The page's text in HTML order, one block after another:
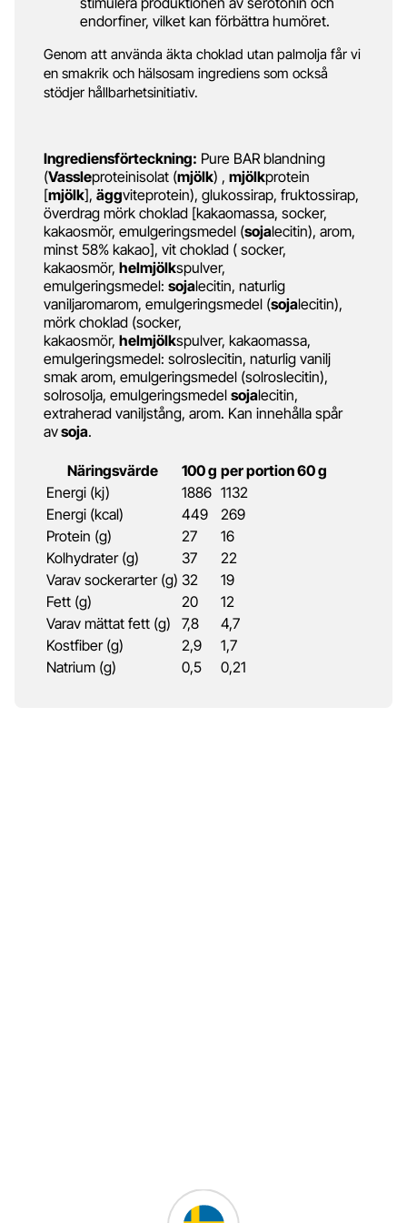
endorfiner, vilket kan förbättra humöret.
Genom att använda äkta choklad utan palmolja får vi
en smakrik och hälsosam ingrediens som också
stödjer hållbarhetsinitiativ.
Ingrediensförteckning: Pure BAR blandning
(Vassleproteinisolat (mjölk) , mjölkprotein
[mjölk], äggviteprotein), glukossirap, fruktossirap,
överdrag mörk choklad [kakaomassa, socker,
kakaosmör, emulgeringsmedel (sojalecitin), arom,
minst 58% kakao], vit choklad ( socker,
kakaosmör, helmjölkspulver,
emulgeringsmedel: sojalecitin, naturlig
vaniljaromarom, emulgeringsmedel (sojalecitin),
mörk choklad (socker,
kakaosmör, helmjölkspulver, kakaomassa,
emulgeringsmedel: solroslecitin, naturlig vanilj
smak arom, emulgeringsmedel (solroslecitin),
solrosolja, emulgeringsmedel sojalecitin,
extraherad vaniljstång, arom. Kan innehålla spår
avsoja.
Näringsvärde 100 g per portion 60 g
Energi (kj)
1886 1132
Energi (kcal)
449
269
Protein (g)
27
16
Kolhydrater (g)
37
22
Varav sockerarter (g) 32
19
Fett (g)
20
12
Varav mättat fett (g)
7,8
4,7
Kostfiber (g)
2,9
1,7
Natrium (g)
0,5 0,21